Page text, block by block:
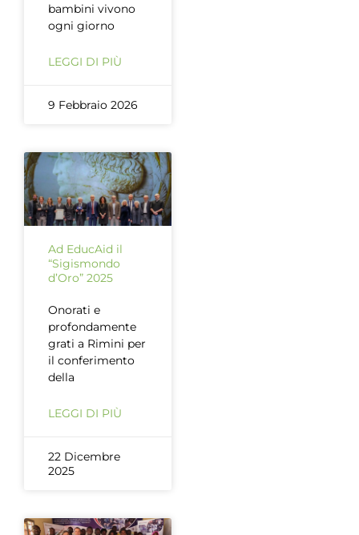
bambini vivono
ogni giorno
LEGGI DI PIÙ
9 Febbraio 2026
Ad EducAid il
“Sigismondo
d’Oro” 2025
Onorati e
profondamente
grati a Rimini per
il conferimento
della
LEGGI DI PIÙ
22 Dicembre
2025